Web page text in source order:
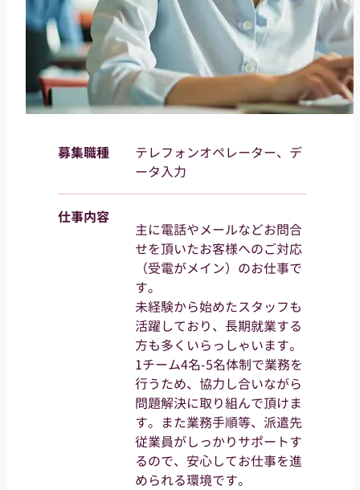
募集職種
テレフォンオペレーター、デ
ータ入力
仕事内容
主に電話やメールなどお問合
せを頂いたお客様へのご対応
（受電がメイン）のお仕事で
す。
未経験から始めたスタッフも
活躍しており、長期就業する
方も多くいらっしゃいます。
1チーム4名-5名体制で業務を
行うため、協力し合いながら
問題解決に取り組んで頂けま
す。また業務手順等、派遣先
従業員がしっかりサポートす
るので、安心してお仕事を進
められる環境です。